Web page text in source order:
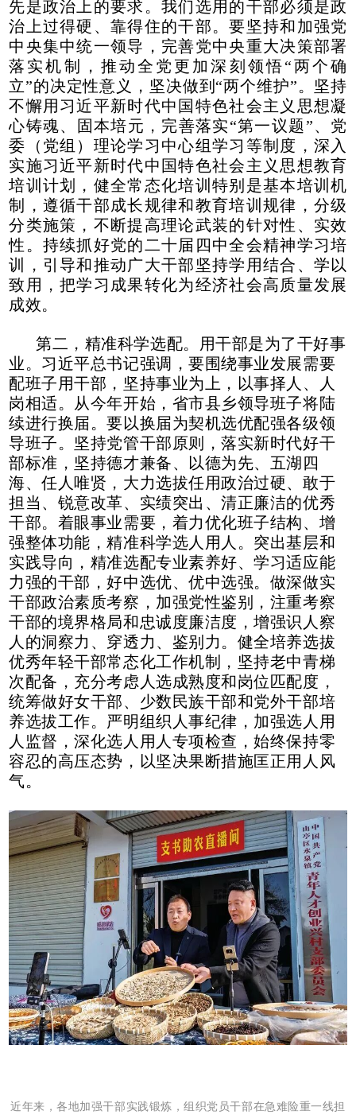
先是政治上的要求。我们选用的干部必须是政
治上过得硬、靠得住的干部。要坚持和加强党
中央集中统一领导，完善党中央重大决策部署
落实机制，推动全党更加深刻领悟“两个确
立”的决定性意义，坚决做到“两个维护”。坚持
不懈用习近平新时代中国特色社会主义思想凝
心铸魂、固本培元，完善落实“第一议题”、党
委（党组）理论学习中心组学习等制度，深入
实施习近平新时代中国特色社会主义思想教育
培训计划，健全常态化培训特别是基本培训机
制，遵循干部成长规律和教育培训规律，分级
分类施策，不断提高理论武装的针对性、实效
性。持续抓好党的二十届四中全会精神学习培
训，引导和推动广大干部坚持学用结合、学以
致用，把学习成果转化为经济社会高质量发展
成效。
第二，精准科学选配。用干部是为了干好事
业。习近平总书记强调，要围绕事业发展需要
配班子用干部，坚持事业为上，以事择人、人
岗相适。从今年开始，省市县乡领导班子将陆
续进行换届。要以换届为契机选优配强各级领
导班子。坚持党管干部原则，落实新时代好干
部标准，坚持德才兼备、以德为先、五湖四
海、任人唯贤，大力选拔任用政治过硬、敢于
担当、锐意改革、实绩突出、清正廉洁的优秀
干部。着眼事业需要，着力优化班子结构、增
强整体功能，精准科学选人用人。突出基层和
实践导向，精准选配专业素养好、学习适应能
力强的干部，好中选优、优中选强。做深做实
干部政治素质考察，加强党性鉴别，注重考察
干部的境界格局和忠诚度廉洁度，增强识 人察
人的洞察力、穿透力、鉴别力。健全培养选拔
优秀年轻干部常态化工作机制，坚持老中青梯
次配备，充分考虑人选成熟度和岗位匹配度，
统筹做好女干部、少数民族干部和党外干部培
养选拔工作。严明组织人事纪律，加强选人用
人监督，深化选人用人专项检查，始终保持零
容忍的高压态势，以坚决果断措施匡正用人风
气。
近年来，各地加强干部实践锻炼，组织党员干部在急难险重一线担